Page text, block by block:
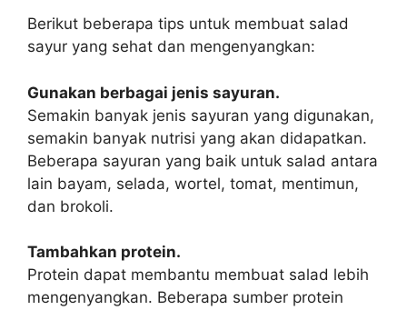
Berikut beberapa tips untuk membuat salad
sayur yang sehat dan mengenyangkan:
Gunakan berbagai jenis sayuran.
Semakin banyak jenis sayuran yang digunakan,
semakin banyak nutrisi yang akan didapatkan.
Beberapa sayuran yang baik untuk salad antara
lain bayam, selada, wortel, tomat, mentimun,
dan brokoli.
Tambahkan protein.
Protein dapat membantu membuat salad lebih
mengenyangkan. Beberapa sumber protein